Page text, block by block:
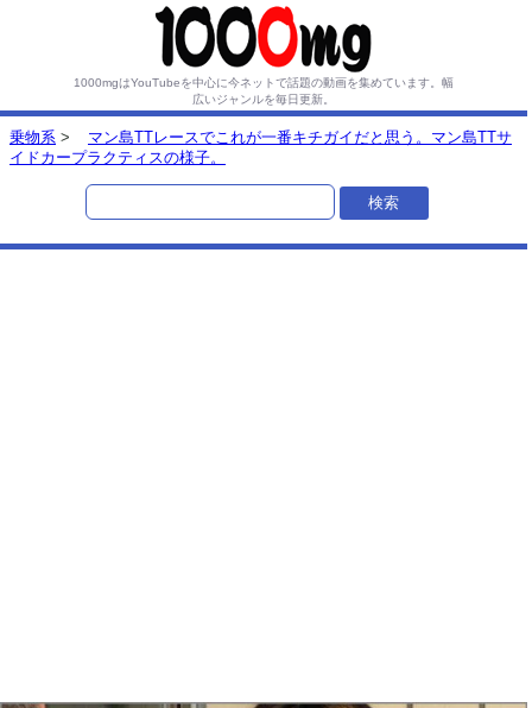
1000mgはYouTubeを中心に今ネットで話題の動画を集めています。 幅
広いジャンルを毎日更新。
乗物系 >
マン島TTレースでこれが一番キチガイだと思う。マン島TTサ
イドカープラクティスの様子。